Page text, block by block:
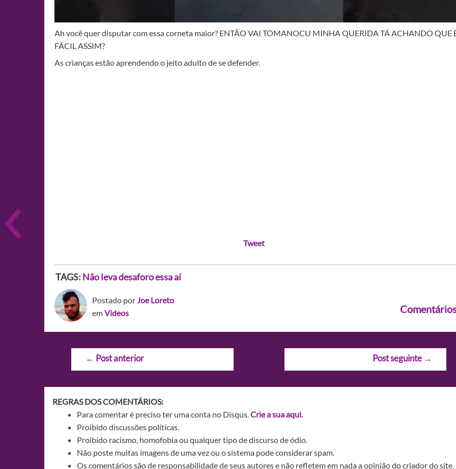
Ah você quer disputar com essa corneta maior? ENTÃO VAI TOMANOCU MINHA QUERIDA TÁ ACHANDO QUE
FÁCIL ASSIM?
As crianças estão aprendendo o jeito adulto de se defender.
Tweet
TAGS: Não leva desaforo essa aí
Postado porJoe Loreto
emVideos
Navegação
← Post anterior Post seguinte →
REGRAS DOS COMENTÁRIOS:
Para comentar é preciso ter uma conta no Disqus.Crie a sua aqui.
Proibido discussões políticas.
Proibido racismo, homofobia ou qualquer tipo de discurso de ódio.
Não poste muitas imagens de uma vez ou o sistema pode considerar spam.
Os comentários são de responsabilidade de seus autores e não refletem em nada a opinião do criador do site.